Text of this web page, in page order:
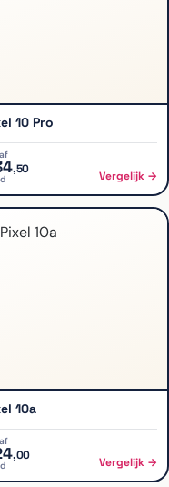
10 Pro
,50 Vergelijk →
10a
,00 Vergelijk →